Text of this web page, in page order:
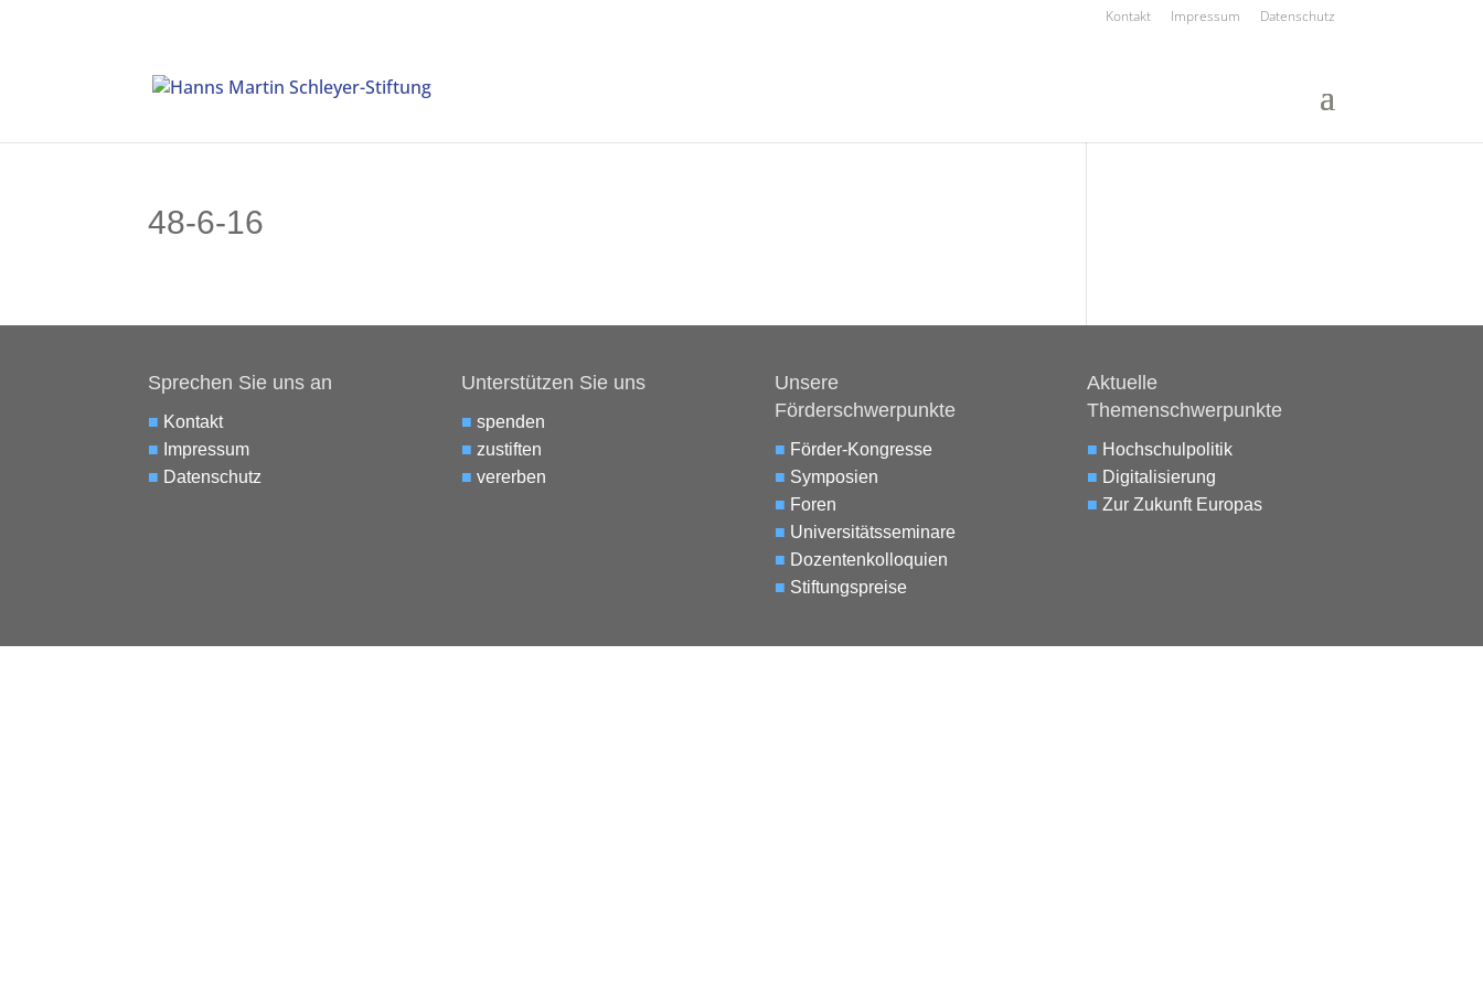
Kontakt Impressum Datenschutz
48-6-16
Sprechen Sie uns an
■ Kontakt
■ Impressum
■ Datenschutz
Unterstützen Sie uns
■ spenden
■ zustiften
■ vererben
Unsere
Förderschwerpunkte
■ Förder-Kongresse
■ Symposien
■ Foren
■ Universitätsseminare
■ Dozentenkolloquien
■ Stiftungspreise
Aktuelle
Themenschwerpunkte
■ Hochschulpolitik
■ Digitalisierung
■ Zur Zukunft Europas